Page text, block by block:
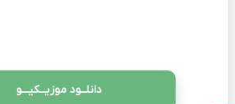
دانلــود موزیــکیـــو